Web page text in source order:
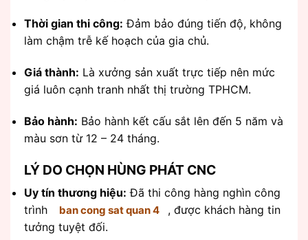
Thời gian thi công: Đảm bảo đúng tiến độ, không
làm chậm trễ kế hoạch của gia chủ.
Giá thành: Là xưởng sản xuất trực tiếp nên mức
giá luôn cạnh tranh nhất thị trường TPHCM.
Bảo hành: Bảo hành kết cấu sắt lên đến 5 năm và
màu sơn từ 12 – 24 tháng.
LÝ DO CHỌN HÙNG PHÁT CNC
Uy tín thương hiệu: Đã thi công hàng nghìn công
trình
ban cong sat quan 4
, được khách hàng tin
tưởng tuyệt đối.